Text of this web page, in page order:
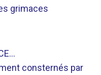
grimaces
consternés par